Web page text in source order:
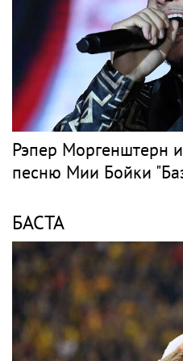
Рэпер Моргенштерн
песню Мии Бойки
БАСТА